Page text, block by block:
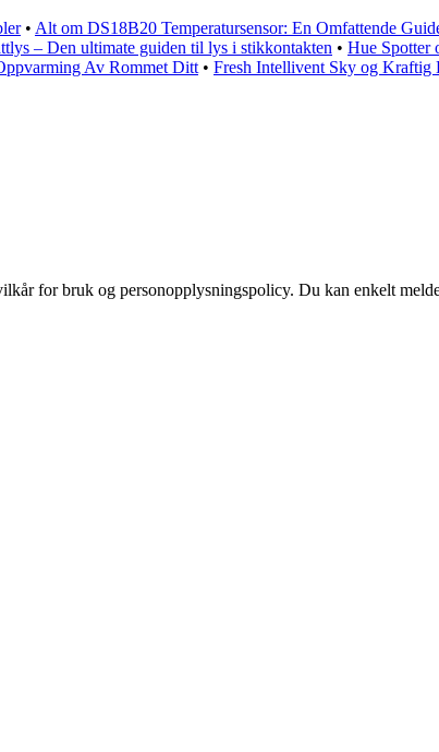
• Alt om DS18B20 Temperatursensor: En Omfattende
– Den ultimate guiden til lys i stikkontakten • Hue Spotter
Av Rommet Ditt• Fresh Intellivent Sky og Kraftig
for bruk og personopplysningspolicy. Du kan enkelt